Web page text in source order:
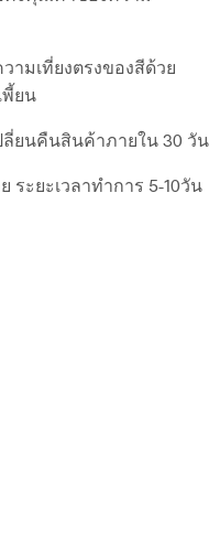
ามเที่ยงตรงของสีด้วย
พี้ยน
ลี่ยนคืนสินค้าภายใน 30 วัน
ระยะเวลาทำการ 5-10วัน